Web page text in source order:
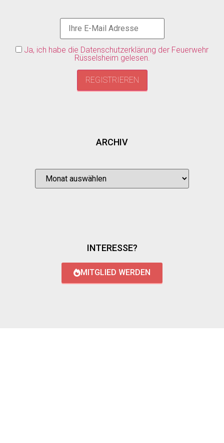
Ja, ich habe die Datenschutzerklärung der Feuerwehr
Rüsselsheim gelesen.
ARCHIV
INTERESSE?
MITGLIED WERDEN